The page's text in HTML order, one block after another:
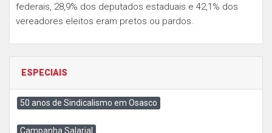
federais, 28,9% dos deputados estaduais e 42,1% dos
vereadores eleitos eram pretos ou pardos.
ESPECIAIS
50 anos de Sindicalismo em Osasco
Campanha Salarial